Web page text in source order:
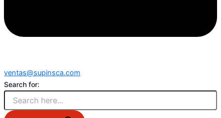
ventas@supinsca.com
Search for: